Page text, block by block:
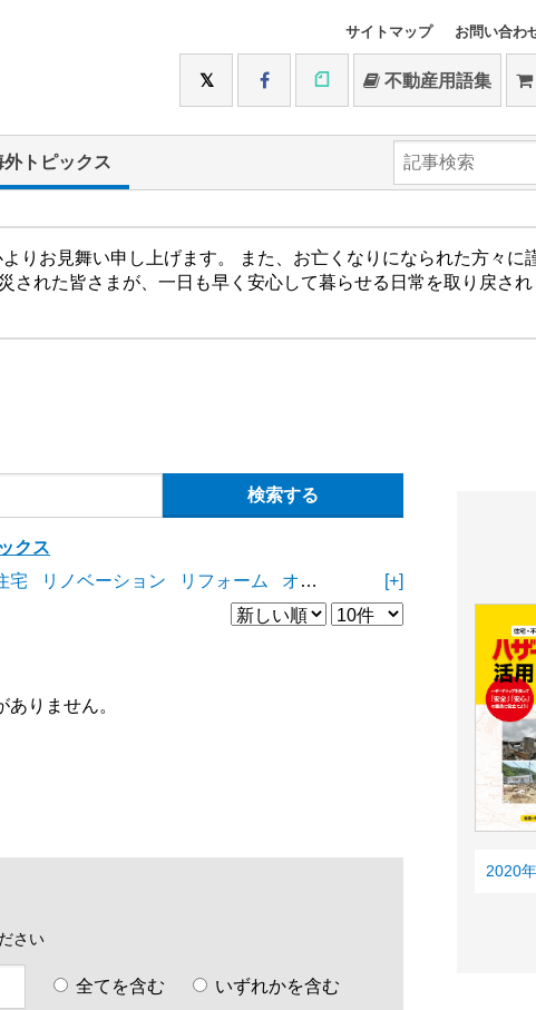
サイトマップ お問い合わ
不動産用語集
外トピックス
りお見舞い申し上げます。 また、お亡くなりになられた方々に
された皆さまが、一日も早く安心して暮らせる日常を取り戻さ
クス
宅 リノベーション リフォーム オープンスペース [+]
りません。
さい
全てを含む いずれかを含む
2020